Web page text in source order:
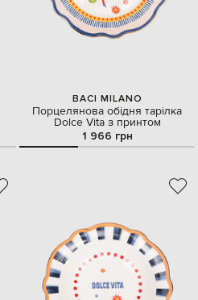
BACI MILANO
Порцелянова обідня тарілка
Dolce Vita з принтом
1 966 грн